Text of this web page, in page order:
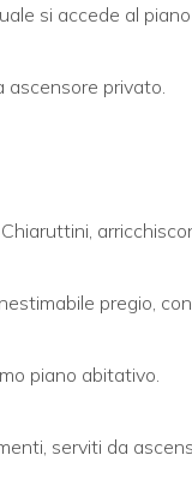
si accede al
ascensore privato.
pregio,
piano abitativo.
serviti da